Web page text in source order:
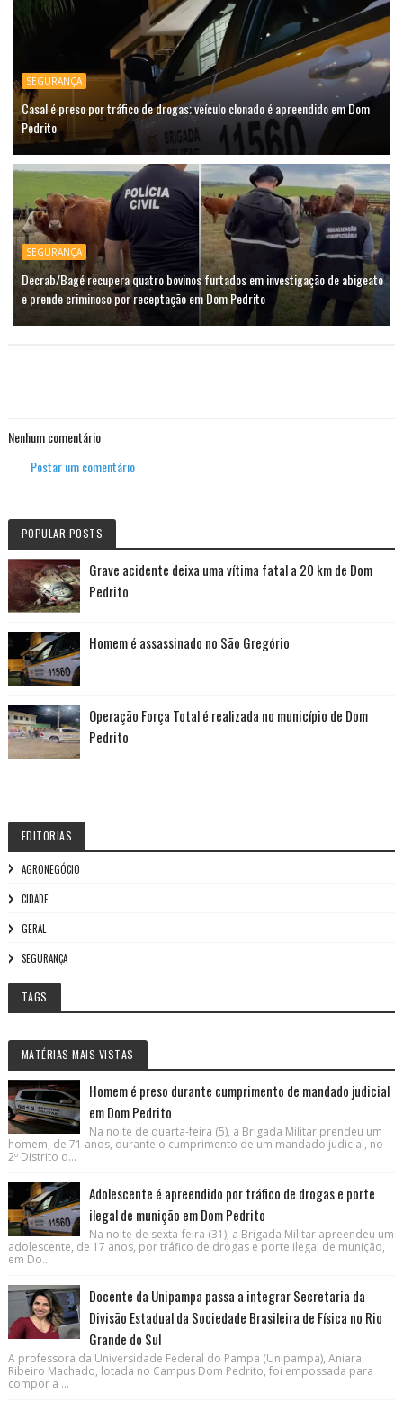
SEGURANÇA
Casal é preso por tráfico de drogas; veículo clonado é apreendido em Dom
Pedrito
SEGURANÇA
Decrab/Bagé recupera quatro bovinos furtados em investigação de abigeato
e prende criminoso por receptação em Dom Pedrito
Nenhum comentário
Postar um comentário
POPULAR POSTS
Grave acidente deixa uma vítima fatal a 20 km de Dom
Pedrito
Homem é assassinado no São Gregório
Operação Força Total é realizada no município de Dom
Pedrito
EDITORIAS
AGRONEGÓCIO
CIDADE
GERAL
SEGURANÇA
TAGS
MATÉRIAS MAIS VISTAS
Homem é preso durante cumprimento de mandado judicial
em Dom Pedrito
Na noite de quarta-feira (5), a Brigada Militar prendeu um
homem, de 71 anos, durante o cumprimento de um mandado judicial, no
2º Distrito d...
Adolescente é apreendido por tráfico de drogas e porte
ilegal de munição em Dom Pedrito
Na noite de sexta-feira (31), a Brigada Militar apreendeu um
adolescente, de 17 anos, por tráfico de drogas e porte ilegal de munição,
em Do...
Docente da Unipampa passa a integrar Secretaria da
Divisão Estadual da Sociedade Brasileira de Física no Rio
Grande do Sul
A professora da Universidade Federal do Pampa (Unipampa), Aniara
Ribeiro Machado, lotada no Campus Dom Pedrito, foi empossada para
compor a ...